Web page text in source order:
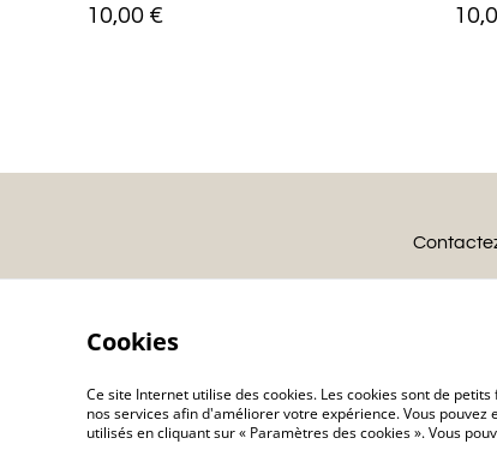
10,00 €
©2026 Charlolili
Cookies
Ce site Internet utilise des cookies. Les cookies sont de
nos services afin d'améliorer votre expérience. Vous
utilisés en cliquant sur « Paramètres des cookies ». Vous